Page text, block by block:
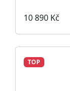
10 890 Kč
TOP